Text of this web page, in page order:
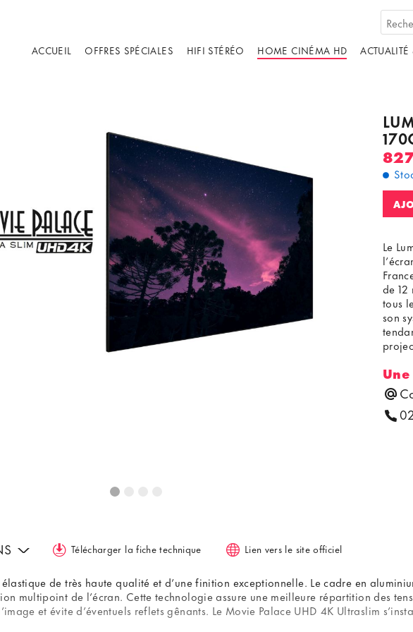
ACCUEIL OFFRES SPÉCIALES HIFI STÉRÉO HOME CINÉMA HD
Le
de 12
tous
son
de très haute qualité et d’une finition exceptionnelle. Le cadre en
multipoint de l’écran. Cette technologie assure une meilleure répartition des
et évite d’éventuels reflets gênants. Le Movie Palace UHD 4K Ultraslim
Télécharger la fiche technique Lien vers le site officiel